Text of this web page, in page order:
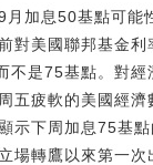
月加息50基點可能
對美國聯邦基金利
不是75基點。對經
五疲軟的美國經濟
示下周加息75基
場轉鷹以來第一次